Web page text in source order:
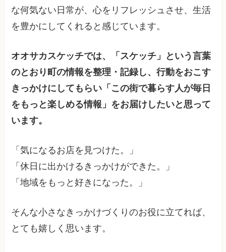
な何気ない日常が、心をリフレッシュさせ、生活
を豊かにしてくれると感じています。
オオサカスケッチでは、「スケッチ」という言葉
のとおり町の情報を整理・記録し、行動をおこす
きっかけにしてもらい「この街で暮らす人が毎日
をもっと楽しめる情報」をお届けしたいと思って
います。
「気になるお店を見つけた。」
「休日に出かけるきっかけができた。」
「地域をもっと好きになった。」
そんな小さなきっかけづくりのお役に立てれば、
とても嬉しく思います。